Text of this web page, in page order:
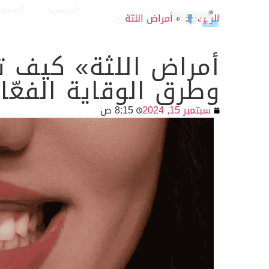
الرئيسية » أمراض اللثة
أمراض اللثة»
وطرق الوقاية
سبتمبر 15, 2024 8:15 ص